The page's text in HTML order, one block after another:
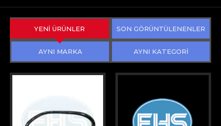
YENİ ÜRÜNLER SON GÖRÜNTÜLENENLER
AYNI MARKA AYNI KATEGORİ